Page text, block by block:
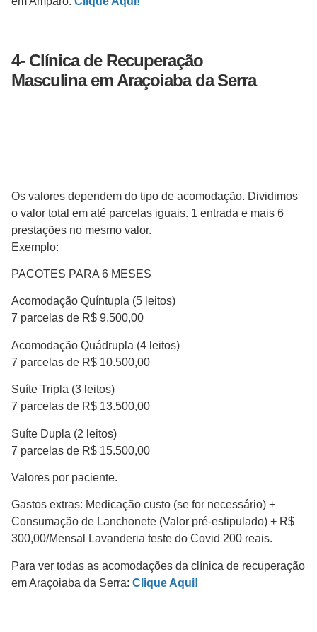
4- Clínicade Recuperação
Masculinaem Araçoiaba da Serra
Os valores dependem do tipo de acomodação. Dividimos
o valor total em até parcelas iguais. 1 entrada e mais 6
prestações no mesmo valor.
Exemplo:
PACOTES PARA 6 MESES
Acomodação Quíntupla (5 leitos)
7 parcelas de R$ 9.500,00
Acomodação Quádrupla (4 leitos)
7 parcelas de R$ 10.500,00
Suíte Tripla (3 leitos)
7 parcelas de R$ 13.500,00
Suíte Dupla (2 leitos)
7 parcelas de R$ 15.500,00
Valores por paciente.
Gastos extras: Medicação custo (se for necessário) +
Consumação de Lanchonete (Valor pré-estipulado) + R$
300,00/Mensal Lavanderia teste do Covid 200 reais.
Para ver todas as acomodações da clínica de recuperação
em Araçoiaba da Serra: Clique Aqui!